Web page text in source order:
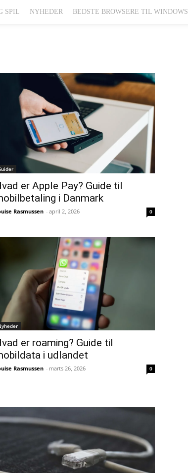
SPIL NYHEDER BEDSTE BROWSERE TIL WINDOWS
er Apple Pay? Guide til
i Danmark
Rasmussen - april 2, 2026 0
er roaming? Guide til
i udlandet
Rasmussen - marts 26, 2026 0